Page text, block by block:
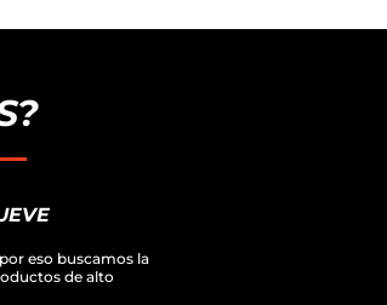
eso buscamos la
de alto